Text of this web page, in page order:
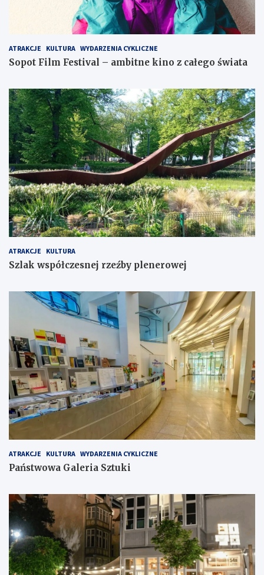
ATRAKCJE KULTURA WYDARZENIA CYKLICZNE
Sopot Film Festival – ambitne kino z całego świata
ATRAKCJE KULTURA
Szlak współczesnej rzeźby plenerowej
ATRAKCJE KULTURA WYDARZENIA CYKLICZNE
Państwowa Galeria Sztuki